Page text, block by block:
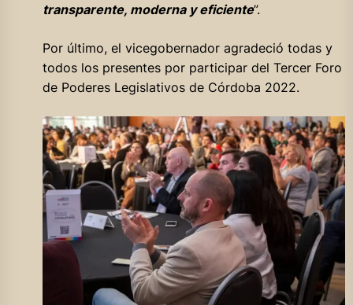
transparente, moderna y eficiente”.
Por último, el vicegobernador agradeció todas y
todos los presentes por participar del Tercer Foro
de Poderes Legislativos de Córdoba 2022.